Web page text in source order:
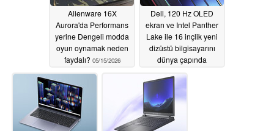
Alienware 16X
Aurora'da Performans
yerine Dengeli modda
oyun oynamak neden
faydalı? 05/15/2026
Dell, 120 Hz OLED
ekran ve Intel Panther
Lake ile 16 inçlik yeni
dizüstü bilgisayarını
dünya çapında
05/15/2026